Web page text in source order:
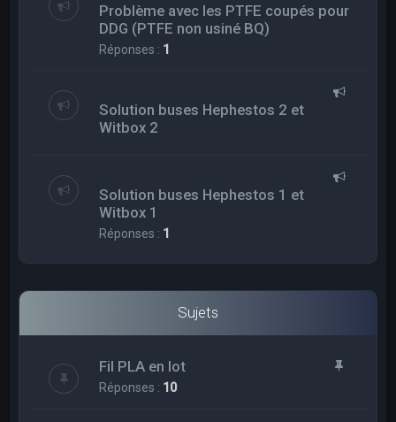
Problème avec les PTFE coupés pour
DDG (PTFE non usiné BQ)
Réponses : 1
Solution buses Hephestos 2 et
Witbox 2
Solution buses Hephestos 1 et
Witbox 1
Réponses : 1
Sujets
Fil PLA en lot
Réponses : 10